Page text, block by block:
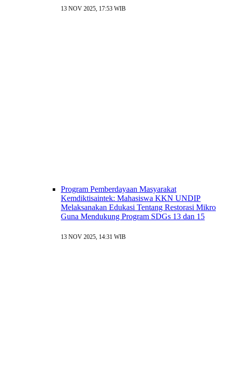
13 NOV 2025, 17:53 WIB
Program Pemberdayaan Masyarakat
Kemdiktisaintek: Mahasiswa KKN UNDIP
Melaksanakan Edukasi Tentang Restorasi Mikro
Guna Mendukung Program SDGs 13 dan 15
13 NOV 2025, 14:31 WIB